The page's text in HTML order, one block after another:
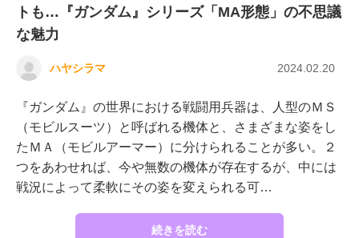
トも…『ガンダム』シリーズ「MA形態」の不思議
な魅力
ハヤシラマ 2024.02.20
『ガンダム』の世界における戦闘用兵器は、人型のＭＳ
（モビルスーツ）と呼ばれる機体と、さまざまな姿をし
たＭＡ（モビルアーマー）に分けられることが多い。２
つをあわせれば、今や無数の機体が存在するが、中には
戦況によって柔軟にその姿を変えられる可…
続きを読む